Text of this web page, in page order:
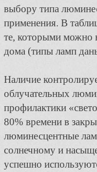
выбору типа
применения. В
те, которыми можно
дома (типы ламп
Наличие
облучательных
профилактики
80% времени в
люминесцентные
солнечному и
успешно